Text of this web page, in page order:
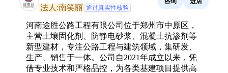
法人:南笑丽 通过真实性核验
河南途胜公路工程有限公司位于郑州市中原区，
主营土壤固化剂、防静电砂浆、混凝土抗渗剂等
新型建材，专注公路工程与建筑领域，集研发、
生产、销售于一体。公司自2021年成立以来，凭
借专业技术和严格品控，为各类基建项目提供高